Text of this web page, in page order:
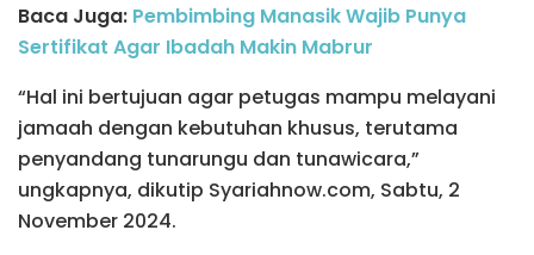
Baca Juga: Pembimbing Manasik Wajib Punya
Sertifikat Agar Ibadah Makin Mabrur
“Hal ini bertujuan agar petugas mampu melayani
jamaah dengan kebutuhan khusus, terutama
penyandang tunarungu dan tunawicara,”
ungkapnya, dikutip Syariahnow.com, Sabtu, 2
November 2024.